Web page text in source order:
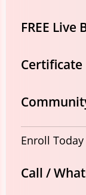
FREE Live
Certificate
Enroll Today
Call /